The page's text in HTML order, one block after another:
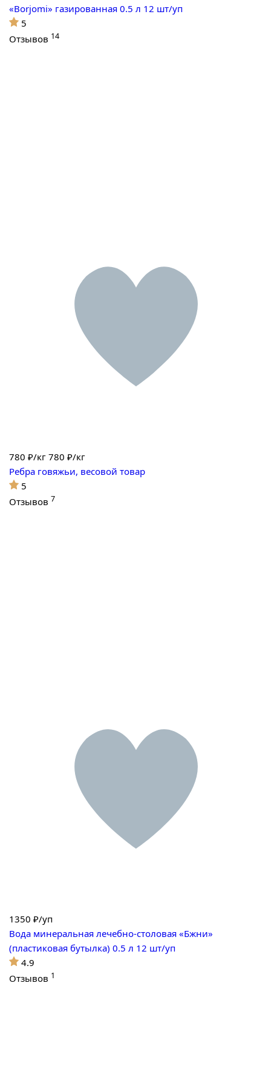
«Borjomi» газированная 0.5 л 12 шт/уп
5
Отзывов 14
780 ₽/кг 780 ₽/кг
Ребра говяжьи, весовой товар
5
Отзывов 7
1350 ₽/уп
Вода минеральная лечебно-столовая «Бжни»
(пластиковая бутылка) 0.5 л 12 шт/уп
4.9
Отзывов 1